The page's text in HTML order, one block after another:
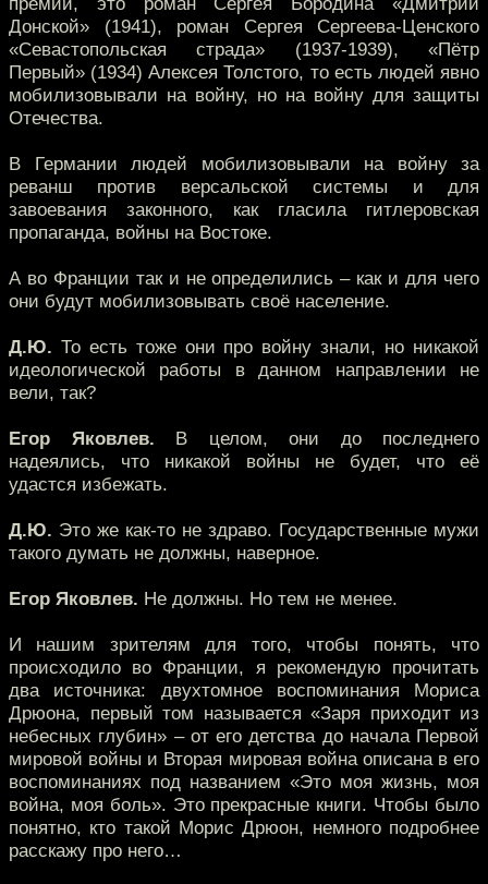
Донской» (1941), роман Сергея Сергеева-Ценского
«Севастопольская страда» (1937-1939), «Пётр
Первый» (1934) Алексея Толстого, то есть людей явно
мобилизовывали на войну, но на войну для защиты
Отечества.
В Германии людей мобилизовывали на войну за
реванш против версальской системы и для
завоевания законного, как гласила гитлеровская
пропаганда, войны на Востоке.
А во Франции так и не определились – как и для чего
они будут мобилизовывать своё население.
Д.Ю. То есть тоже они про войну знали, но никакой
идеологической работы в данном направлении не
вели, так?
Егор Яковлев. В целом, они до последнего
надеялись, что никакой войны не будет, что её
удастся избежать.
Д.Ю. Это же как-то не здраво. Государственные мужи
такого думать не должны, наверное.
Егор Яковлев. Не должны. Но тем не менее.
И нашим зрителям для того, чтобы понять, что
происходило во Франции, я рекомендую прочитать
два источника: двухтомное воспоминания Мориса
Дрюона, первый том называется «Заря приходит из
небесных глубин» – от его детства до начала Первой
мировой войны и Вторая мировая война описана в его
воспоминаниях под названием «Это моя жизнь, моя
война, моя боль». Это прекрасные книги. Чтобы было
понятно, кто такой Морис Дрюон, немного подробнее
расскажу про него…